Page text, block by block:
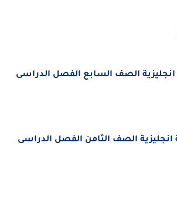
انجليزية الصف السابع الفصل الدراسى
انجليزية الصف الثامن الفصل الدراسى